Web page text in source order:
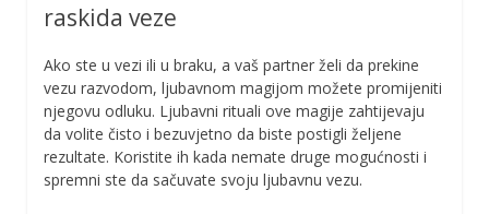
raskida veze
Ako ste u vezi ili u braku, a vaš partner želi da prekine
vezu razvodom, ljubavnom magijom možete promijeniti
njegovu odluku. Ljubavni rituali ove magije zahtijevaju
da volite čisto i bezuvjetno da biste postigli željene
rezultate. Koristite ih kada nemate druge mogućnosti i
spremni ste da sačuvate svoju ljubavnu vezu.